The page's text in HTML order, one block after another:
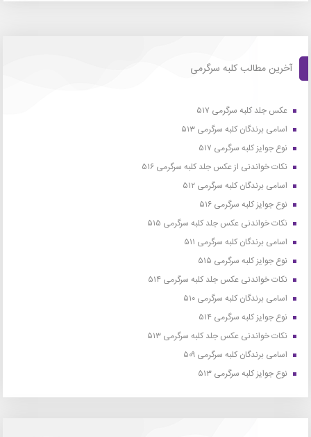
آخرین مطالب کلبه سرگرمی
عکس جلد کلبه سرگرمی ۵۱۷
اسامی برندگان کلبه سرگرمی ۵۱۳
نوع جوایز کلبه سرگرمی ۵۱۷
نکات خواندنی از عکس جلد کلبه سرگرمی ۵۱۶
اسامی برندگان کلبه سرگرمی ۵۱۲
نوع جوایز کلبه سرگرمی ۵۱۶
نکات خواندنی عکس جلد کلبه سرگرمی ۵۱۵
اسامی برندگان کلبه سرگرمی ۵۱۱
نوع جوایز کلبه سرگرمی ۵۱۵
نکات خواندنی عکس جلد کلبه سرگرمی ۵۱۴
اسامی برندگان کلبه سرگرمی ۵۱۰
نوع جوایز کلبه سرگرمی ۵۱۴
نکات خواندنی عکس جلد کلبه سرگرمی ۵۱۳
اسامی برندگان کلبه سرگرمی ۵۰۹
نوع جوایز کلبه سرگرمی ۵۱۳